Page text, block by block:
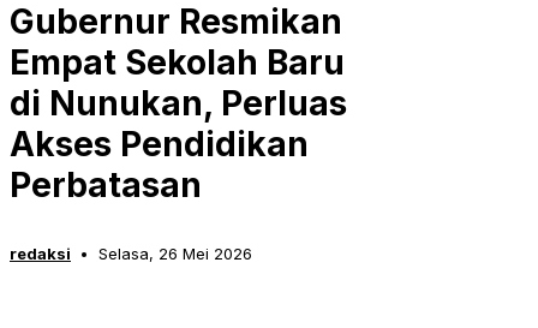
Gubernur Resmikan
Empat Sekolah Baru
di Nunukan, Perluas
Akses Pendidikan
Perbatasan
redaksi Selasa, 26 Mei 2026